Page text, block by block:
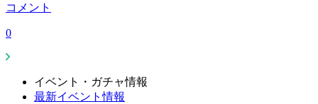
コメント
0
イベント・ガチャ情報
最新イベント情報